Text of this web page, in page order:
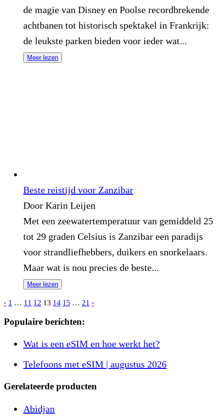
de magie van Disney en Poolse recordbrekende
achtbanen tot historisch spektakel in Frankrijk:
de leukste parken bieden voor ieder wat...
Meer lezen
Beste reistijd voor Zanzibar
Door Karin Leijen
Met een zeewatertemperatuur van gemiddeld 25
tot 29 graden Celsius is Zanzibar een paradijs
voor strandliefhebbers, duikers en snorkelaars.
Maar wat is nou precies de beste...
Meer lezen
‹ 1 … 11 12 13 14 15 … 21 ›
Populaire berichten:
Wat is een eSIM en hoe werkt het?
Telefoons met eSIM | augustus 2026
Gerelateerde producten
Abidjan